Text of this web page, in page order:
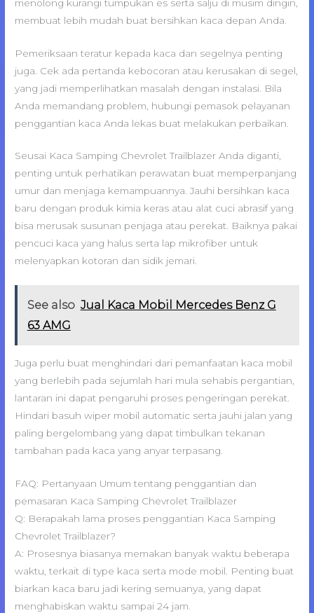
menolong kurangi tumpukan es serta salju di musim dingin,
membuat lebih mudah buat bersihkan kaca depan Anda.
Pemeriksaan teratur kepada kaca dan segelnya penting
juga. Cek ada pertanda kebocoran atau kerusakan di segel,
yang jadi memperlihatkan masalah dengan instalasi. Bila
Anda memandang problem, hubungi pemasok pelayanan
penggantian kaca Anda lekas buat melakukan perbaikan.
Seusai Kaca Samping Chevrolet Trailblazer Anda diganti,
penting untuk perhatikan perawatan buat memperpanjang
umur dan menjaga kemampuannya. Jauhi bersihkan kaca
baru dengan produk kimia keras atau alat cuci abrasif yang
bisa merusak susunan penjaga atau perekat. Baiknya pakai
pencuci kaca yang halus serta lap mikrofiber untuk
melenyapkan kotoran dan sidik jemari.
See also Jual Kaca Mobil Mercedes Benz G
63 AMG
Juga perlu buat menghindari dari pemanfaatan kaca mobil
yang berlebih pada sejumlah hari mula sehabis pergantian,
lantaran ini dapat pengaruhi proses pengeringan perekat.
Hindari basuh wiper mobil automatic serta jauhi jalan yang
paling bergelombang yang dapat timbulkan tekanan
tambahan pada kaca yang anyar terpasang.
FAQ: Pertanyaan Umum tentang penggantian dan
pemasaran Kaca Samping Chevrolet Trailblazer
Q: Berapakah lama proses penggantian Kaca Samping
Chevrolet Trailblazer?
A: Prosesnya biasanya memakan banyak waktu beberapa
waktu, terkait di type kaca serta mode mobil. Penting buat
biarkan kaca baru jadi kering semuanya, yang dapat
menghabiskan waktu sampai 24 jam.